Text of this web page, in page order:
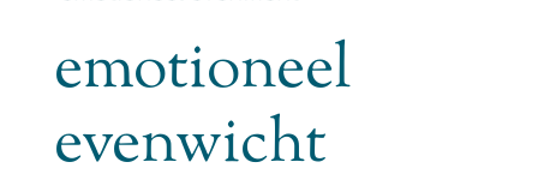
emotioneel
evenwicht